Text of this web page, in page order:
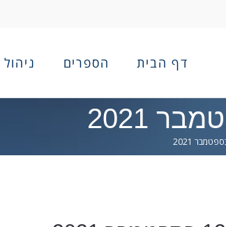
דף הבית הספרים